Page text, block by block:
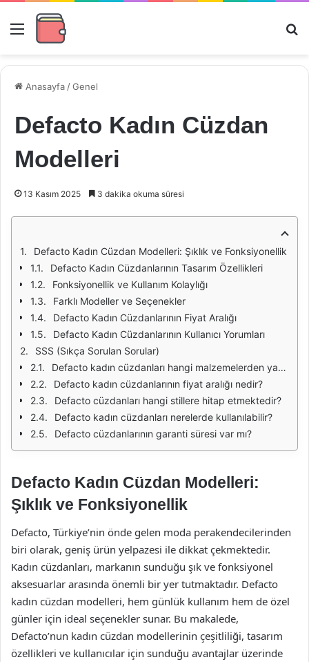
Menü
Anasayfa /Genel
Defacto Kadın Cüzdan
Modelleri
13 Kasım 2025 3 dakika okuma süresi
Defacto Kadın Cüzdan Modelleri: Şıklık ve Fonksiyonellik
Defacto Kadın Cüzdanlarının Tasarım Özellikleri
Fonksiyonellik ve Kullanım Kolaylığı
Farklı Modeller ve Seçenekler
Defacto Kadın Cüzdanlarının Fiyat Aralığı
Defacto Kadın Cüzdanlarının Kullanıcı Yorumları
SSS (Sıkça Sorulan Sorular)
Defacto kadın cüzdanları hangi malzemelerden yapılmaktadır?
Defacto kadın cüzdanlarının fiyat aralığı nedir?
Defacto cüzdanları hangi stillere hitap etmektedir?
Defacto kadın cüzdanları nerelerde kullanılabilir?
Defacto cüzdanlarının garanti süresi var mı?
Defacto Kadın Cüzdan Modelleri:
Şıklık ve Fonksiyonellik
Defacto, Türkiye’nin önde gelen moda perakendecilerinden
biri olarak, geniş ürün yelpazesi ile dikkat çekmektedir.
Kadın cüzdanları, markanın sunduğu şık ve fonksiyonel
aksesuarlar arasında önemli bir yer tutmaktadır. Defacto
kadın cüzdan modelleri, hem günlük kullanım hem de özel
günler için ideal seçenekler sunar. Bu makalede,
Defacto’nun kadın cüzdan modellerinin çeşitliliği, tasarım
özellikleri ve kullanıcılar için sunduğu avantajlar üzerinde